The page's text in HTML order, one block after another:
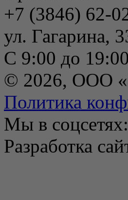
+7 (3846) 62-
ул. Гагарина,
С 9:00 до 19:00
© 2026, ООО
Политика
Мы в соцсетях:
Разработка